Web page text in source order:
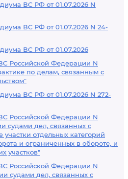
ВС РФ от 01.07.2026 N
ВС РФ от 01.07.2026 N 24-
ВС РФ от 01.07.2026
Российской Федерации N
по делам, связанным с
ВС РФ от 01.07.2026 N 272-
Российской Федерации N
судами дел, связанных с
отдельных категорий
и ограниченных в обороте, и
участков"
Российской Федерации N
судами дел, связанных с